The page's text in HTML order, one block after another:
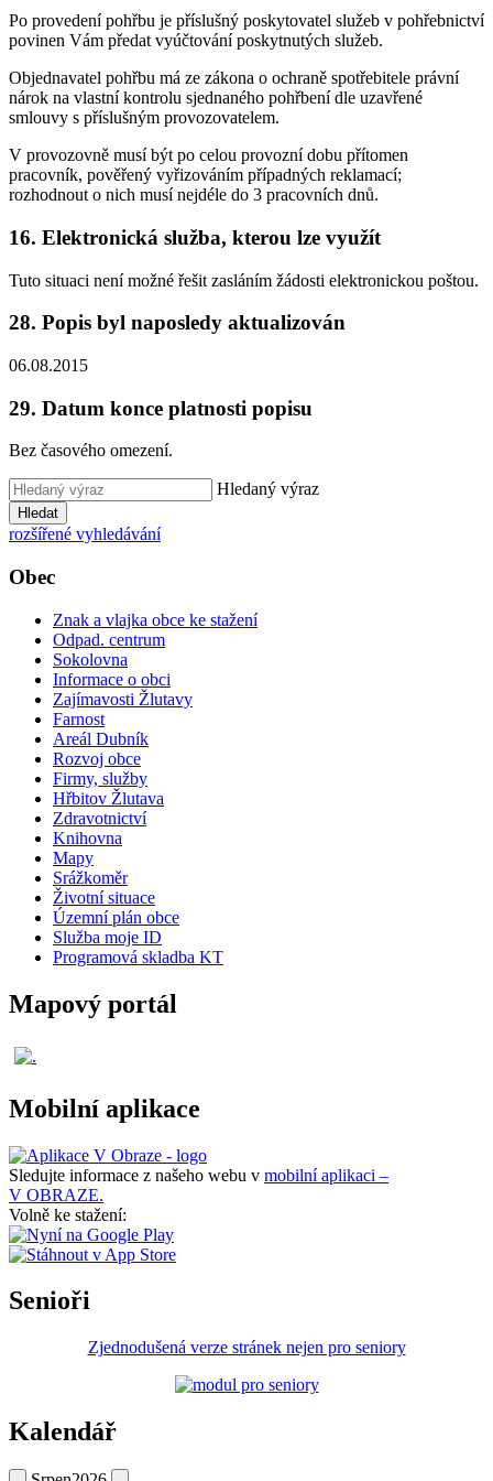
Po provedení pohřbu je příslušný poskytovatel služeb v pohřebnictví
povinen Vám předat vyúčtování poskytnutých služeb.
Objednavatel pohřbu má ze zákona o ochraně spotřebitele právní
nárok na vlastní kontrolu sjednaného pohřbení dle uzavřené
smlouvy s příslušným provozovatelem.
V provozovně musí být po celou provozní dobu přítomen
pracovník, pověřený vyřizováním případných reklamací;
rozhodnout o nich musí nejdéle do 3 pracovních dnů.
16. Elektronická služba, kterou lze využít
Tuto situaci není možné řešit zasláním žádosti elektronickou poštou.
28. Popis byl naposledy aktualizován
06.08.2015
29. Datum konce platnosti popisu
Bez časového omezení.
Hledaný výraz
Hledat
rozšířené vyhledávání
Obec
Znak a vlajka obce ke stažení
Odpad. centrum
Sokolovna
Informace o obci
Zajímavosti Žlutavy
Farnost
Areál Dubník
Rozvoj obce
Firmy, služby
Hřbitov Žlutava
Zdravotnictví
Knihovna
Mapy
Srážkoměr
Životní situace
Územní plán obce
Služba moje ID
Programová skladba KT
Mapový portál
Mobilní aplikace
Sledujte informace z našeho webu v mobilní aplikaci –
V OBRAZE.
Volně ke stažení:
Senioři
Zjednodušená verze stránek nejen pro seniory
Kalendář